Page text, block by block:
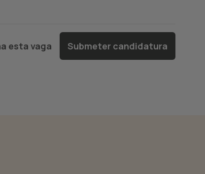
esta vaga Submeter candidatura